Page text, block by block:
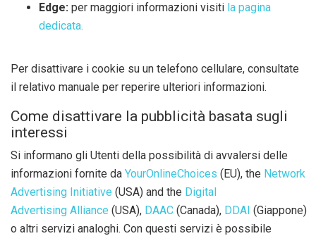
Edge: per maggiori informazioni visiti la pagina
dedicata.
Per disattivare i cookie su un telefono cellulare, consultate
il relativo manuale per reperire ulteriori informazioni.
Come disattivare la pubblicità basata sugli
interessi
Si informano gli Utenti della possibilità di avvalersi delle
informazioni fornite da YourOnlineChoices (EU), the Network
Advertising Initiative (USA) and the Digital
Advertising Alliance (USA), DAAC (Canada), DDAI (Giappone)
o altri servizi analoghi. Con questi servizi è possibile